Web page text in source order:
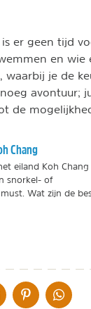
is er geen tijd
en
waarbij je de
avontuur;
de
Chang
eiland Koh Chang
snorkel- of
Wat zijn de
VIA DE MAIL
DELEN OPDELEN